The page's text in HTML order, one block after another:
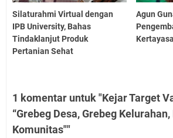
Silaturahmi Virtual dengan
IPB University, Bahas
Tindaklanjut Produk
Pertanian Sehat
Agun
Kertayasa
1 komentar untuk "Kejar Target
“Grebeg Desa, Grebeg
Komunitas""